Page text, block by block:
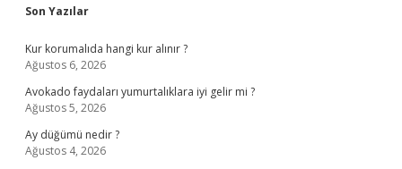
Sidebar
Son Yazılar
Kur korumalıda hangi kur alınır ?
Ağustos 6, 2026
Avokado faydaları yumurtalıklara iyi gelir mi ?
Ağustos 5, 2026
Ay düğümü nedir ?
Ağustos 4, 2026